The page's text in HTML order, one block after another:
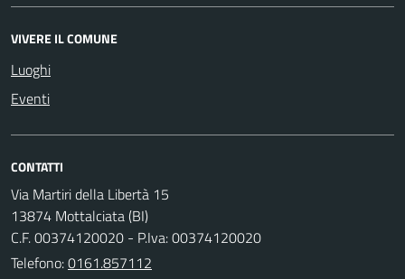
VIVERE IL COMUNE
Luoghi
Eventi
CONTATTI
Via Martiri della Libertà 15
13874 Mottalciata (BI)
C.F. 00374120020 - P.Iva: 00374120020
Telefono:0161.857112